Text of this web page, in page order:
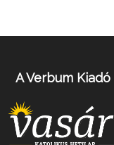
A Verbum